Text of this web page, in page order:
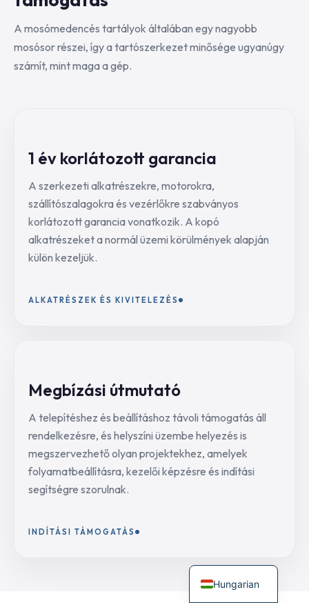
A mosómedencés tartályok általában egy nagyobb
mosósor részei, így a tartószerkezet minősége ugyanúgy
számít, mint maga a gép.
1 év korlátozott garancia
A szerkezeti alkatrészekre, motorokra,
szállítószalagokra és vezérlőkre szabványos
korlátozott garancia vonatkozik. A kopó
alkatrészeket a normál üzemi körülmények alapján
külön kezeljük.
ALKATRÉSZEK ÉS KIVITELEZÉS
Megbízási útmutató
A telepítéshez és beállításhoz távoli támogatás áll
rendelkezésre, és helyszíni üzembe helyezés is
megszervezhető olyan projektekhez, amelyek
folyamatbeállításra, kezelői képzésre és indítási
segítségre szorulnak.
INDÍTÁSI TÁMOGATÁS
Hungarian